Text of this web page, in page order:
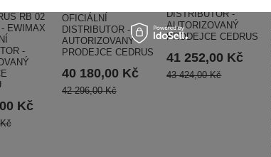
RB 02
EWIMAX
-
Kč
OFICIÁLNÍ
DISTRIBUTOR -
AUTORIZOVANÝ
PRODEJCE CEDRUS
40 180,00 Kč
42 296,00 Kč
DISTRIBUTOR -
AUTORIZOVANÝ
PRODEJCE CEDRUS
41 252,00 Kč
43 424,00 Kč